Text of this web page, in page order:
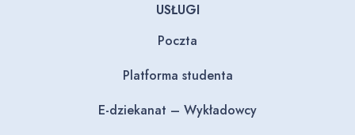
USŁUGI
Poczta
Platforma studenta
E-dziekanat – Wykładowcy